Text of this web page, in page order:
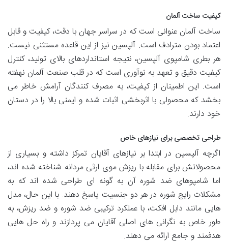
کیفیت ساخت آلمان
ساخت آلمان عنوانی است که در سراسر جهان با دقت، کیفیت و قابل
اعتماد بودن مترادف است. آلپسین نیز از این قاعده مستثنی نیست.
هر بطری شامپوی آلپسین، نتیجه استانداردهای بالای تولید، کنترل
کیفیت دقیق و تعهد به نوآوری است که در قلب صنعت آلمان نهفته
است. این اطمینان از کیفیت، به مصرف کنندگان آرامش خاطر می
بخشد که محصولی با اثربخشی اثبات شده و ایمنی بالا را در دستان
خود دارند.
طراحی تخصصی برای نیازهای خاص
اگرچه آلپسین در ابتدا بر نیازهای آقایان تمرکز داشته و بسیاری از
محصولاتش برای مقابله با ریزش موی ارثی مردانه شناخته شده اند،
اما شامپوهای ضد شوره آن به گونه ای طراحی شده اند که به
مشکلات رایج شوره در هر دو جنسیت پاسخ دهند. با این حال، مدل
هایی مانند دابل افکت، با عملکرد ترکیبی ضد شوره و ضد ریزش، به
طور خاص به نگرانی های اصلی آقایان می پردازند و راه حل هایی
هدفمند و جامع ارائه می دهند.